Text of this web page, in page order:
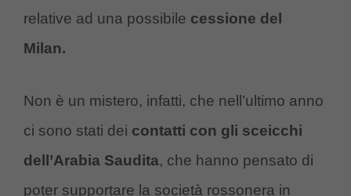
relative ad una possibile cessione del
Milan.
Non è un mistero, infatti, che nell’ultimo anno
ci sono stati dei contatti con gli sceicchi
dell’Arabia Saudita, che hanno pensato di
poter supportare la società rossonera in